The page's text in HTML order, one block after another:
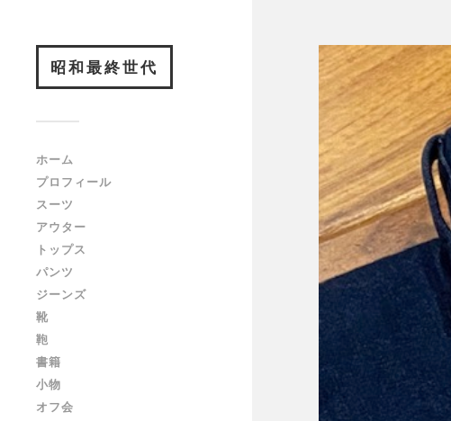
昭和最終世代
ホーム
プロフィール
スーツ
アウター
トップス
パンツ
ジーンズ
靴
鞄
書籍
小物
オフ会